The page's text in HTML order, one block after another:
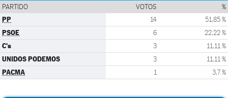
PARTIDO VOTOS %
PP 14 51,85 %
PSOE 6 22,22 %
C's 3 11,11 %
UNIDOS PODEMOS 3 11,11 %
PACMA 1 3,7 %